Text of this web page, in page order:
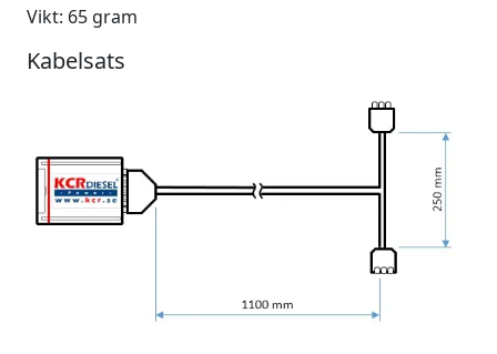
Vikt: 65 gram
Kabelsats